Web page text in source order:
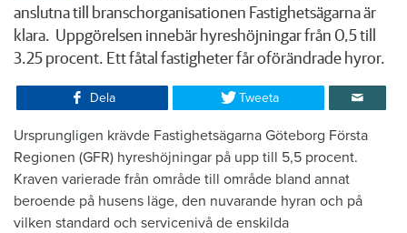
anslutna till branschorganisationen Fastighetsägarna är
klara. Uppgörelsen innebär hyreshöjningar från 0,5 till
3.25 procent. Ett fåtal fastigheter får oförändrade hyror.
Dela Tweeta
Ursprungligen krävde Fastighetsägarna Göteborg Första
Regionen (GFR) hyreshöjningar på upp till 5,5 procent.
Kraven varierade från område till område bland annat
beroende på husens läge, den nuvarande hyran och på
vilken standard och servicenivå de enskilda